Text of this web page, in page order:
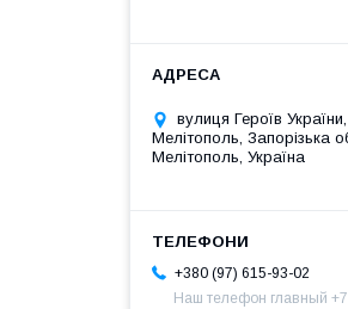
вулиця Героїв
Мелітополь, Запорізька
Мелітополь, Україна
+380 (97) 615-93-02
Наш телефон главный